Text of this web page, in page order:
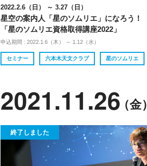
2022.2.6（日） ～ 3.27（日）
星空の案内人「星のソムリエ」になろう！
「星のソムリエ資格取得講座2022」
申込期間 : 2022.1.6（木） ～ 1.12（水）
セミナー 六本木天文クラブ 星のソムリエ
2021.11.26（金）
終了しました